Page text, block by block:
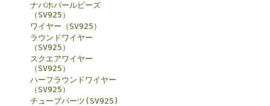
ナバホパールビーズ
（SV925）
ワイヤー（SV925）
ラウンドワイヤー
（SV925）
スクエアワイヤー
（SV925）
ハーフラウンドワイヤー
（SV925）
チューブパーツ(SV925)